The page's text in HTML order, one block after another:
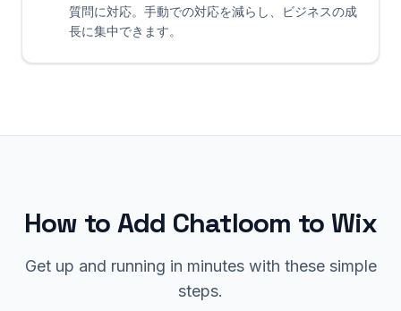
質問に対応。手動での対応を減らし、ビジネスの成
長に集中できます。
How to Add Chatloom to Wix
Get up and running in minutes with these simple
steps.